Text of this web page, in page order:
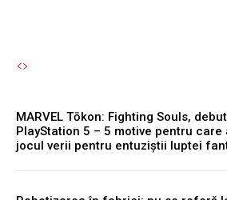
MARVEL Tōkon: Fighting Souls,
PlayStation 5 – 5 motive pentru care
jocul verii pentru entuziștii luptei